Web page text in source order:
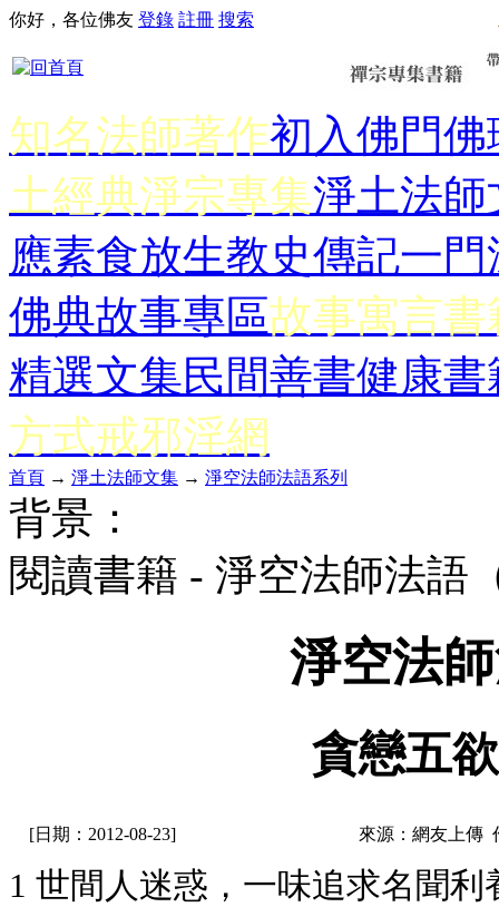
你好，各位佛友 登錄 註冊 搜索
知名法師著作初入佛門佛
土經典淨宗專集淨土法師
應素食放生教史傳記一門
佛典故事專區故事寓言書
精選文集民間善書健康書
方式戒邪淫網
首頁 → 淨土法師文集 → 淨空法師法語系列
背景：
閱讀書籍 - 淨空法師法語
淨空法
貪戀五
[日期：2012-08-23] 來源：網友上傳
1 世間人迷惑，一味追求名聞